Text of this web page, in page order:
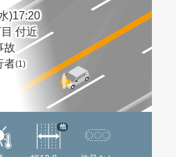
)17:20
付近
故
者(1)
他